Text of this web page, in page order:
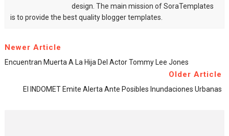
design. The main mission of SoraTemplates
is to provide the best quality blogger templates.
Newer Article
Encuentran Muerta A La Hija Del Actor Tommy Lee Jones
Older Article
El INDOMET Emite Alerta Ante Posibles Inundaciones Urbanas